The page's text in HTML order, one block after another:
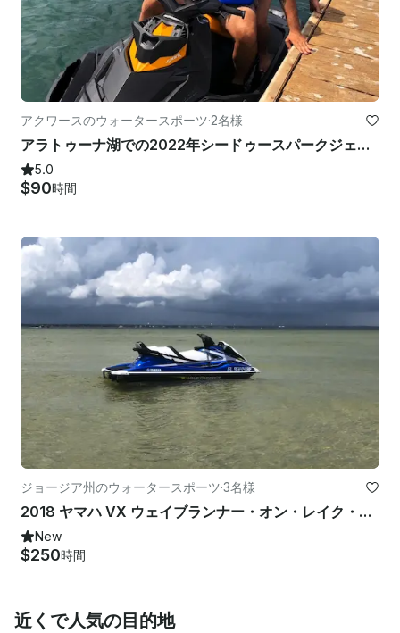
アクワースのウォータースポーツ·2名様
アラトゥーナ湖での2022年シードゥースパークジェットスキーレンタル
5.0
$90時間
ジョージア州のウォータースポーツ·3名様
2018 ヤマハ VX ウェイブランナー・オン・レイク・アラトゥーナ
New
$250時間
近くで人気の目的地